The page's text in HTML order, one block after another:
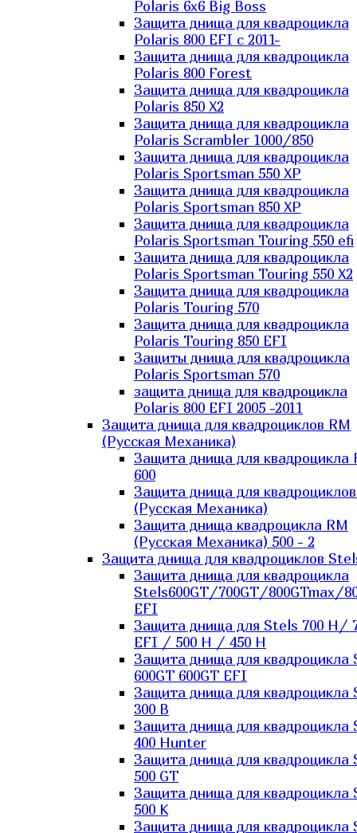
Polaris 6х6 Big Boss
Защита днища для квадроцикла
Polaris 800 EFI с 2011-
Защита днища для квадроцикла
Polaris 800 Forest
Защита днища для квадроцикла
Polaris 850 X2
Защита днища для квадроцикла
Polaris Scrambler 1000/850
Защита днища для квадроцикла
Polaris Sportsman 550 XP
Защита днища для квадроцикла
Polaris Sportsman 850 XP
Защита днища для квадроцикла
Polaris Sportsman Touring 550 efi
Защита днища для квадроцикла
Polaris Sportsman Touring 550 X2
Защита днища для квадроцикла
Polaris Touring 570
Защита днища для квадроцикла
Polaris Touring 850 EFI
Защиты днища для квадроцикла
Polaris Sportsman 570
защита днища для квадроцикла
Polaris 800 EFI 2005 -2011
Защита днища для квадроциклов RM
(Русская Механика)
Защита днища для квадроцикла
600
Защита днища для
(Русская Механика)
Защита днища квадроцикла RM
(Русская Механика) 500 - 2
Защита днища для квадроциклов
Защита днища для квадроцикла
Stels600GT/700GT/800GTmax/
EFI
Защита днища для Stels 700 H/
EFI / 500 H / 450 H
Защита днища для квадроцикла
600GT 600GT EFI
Защита днища для квадроцикла
300 B
Защита днища для квадроцикла
400 Hunter
Защита днища для квадроцикла
500 GT
Защита днища для квадроцикла
500 K
Защита днища для квадроцикла